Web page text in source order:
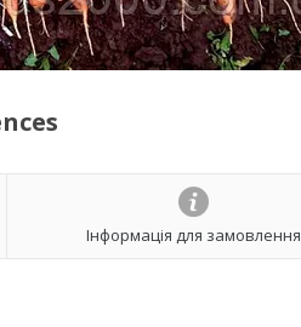
Інформація для замовлення